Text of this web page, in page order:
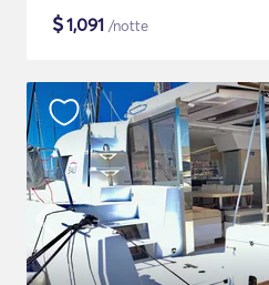
$1,091 /notte